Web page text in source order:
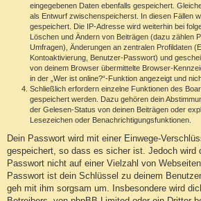
eingegebenen Daten ebenfalls gespeichert.
als Entwurf zwischenspeicherst. In diesen Fällen
gespeichert. Die IP-Adresse wird weiterhin bei
Löschen und Ändern von Beiträgen (dazu zählen
Umfragen), Änderungen an zentralen Profildaten
Kontoaktivierung, Benutzer-Passwort) und
von deinem Browser übermittelte Browser-
in der „Wer ist online?“-Funktion angezeigt und
Schließlich erfordern einzelne Funktionen des
gespeichert werden. Dazu gehören dein
der Gelesen-Status von deinen Beiträgen oder
Lesezeichen oder Benachrichtigungsfunktionen.
Dein Passwort wird mit einer Einwege-
gespeichert, so dass es sicher ist. Jedoch wird
Passwort nicht auf einer Vielzahl von
Passwort ist dein Schlüssel zu deinem
geh mit ihm sorgsam um. Insbesondere wird